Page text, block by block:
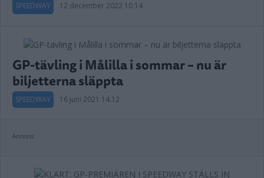
SPEEDWAY 12 december 2022 10.14
GP-tävling i Målilla i sommar – nu är
biljetterna släppta
SPEEDWAY 16 juni 2021 14.12
Annons: